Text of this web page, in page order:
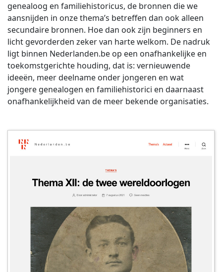
genealoog en familiehistoricus, de bronnen die we
aansnijden in onze thema’s betreffen dan ook alleen
secundaire bronnen. Hoe dan ook zijn beginners en
licht gevorderden zeker van harte welkom. De nadruk
ligt binnen Nederlanden.be op een onafhankelijke en
toekomstgerichte houding, dat is: vernieuwende
ideeën, meer deelname onder jongeren en wat
jongere genealogen en familiehistorici en daarnaast
onafhankelijkheid van de meer bekende organisaties.